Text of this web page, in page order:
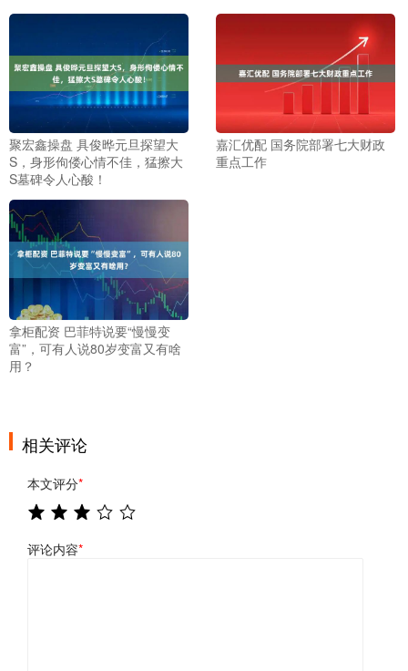
聚宏鑫操盘 具俊晔元旦探望大
S，身形佝偻心情不佳，猛擦大
S墓碑令人心酸！
嘉汇优配 国务院部署七大财政
重点工作
拿柜配资 巴菲特说要“慢慢变
富”，可有人说80岁变富又有啥
用？
相关评论
本文评分*
评论内容*